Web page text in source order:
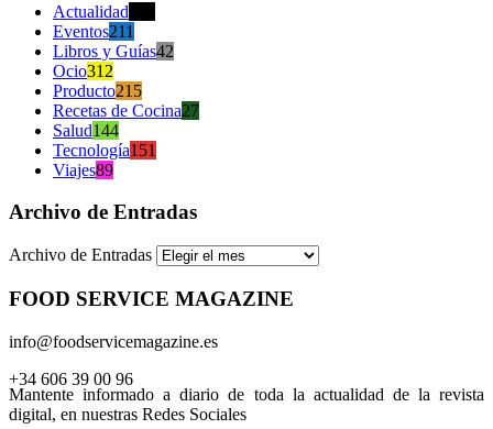
Actualidad
Eventos211
Libros y Guías42
Ocio312
Producto215
Recetas de Cocina27
Salud144
Tecnología151
Viajes89
Archivo de Entradas
Archivo de Entradas
FOOD SERVICE MAGAZINE
info@foodservicemagazine.es
+34 606 39 00 96
Mantente informado a diario de toda la actualidad de la revista
digital, en nuestras Redes Sociales